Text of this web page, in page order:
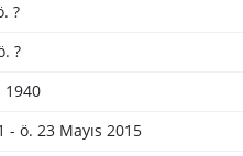
?
?
1940
- ö. 23 Mayıs 2015